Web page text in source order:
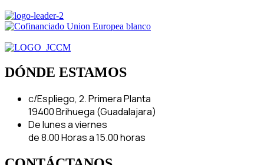
DÓNDE ESTAMOS
c/Espliego, 2. Primera Planta
19400 Brihuega (Guadalajara)
De lunes a viernes
de 8.00 Horas a 15.00 horas